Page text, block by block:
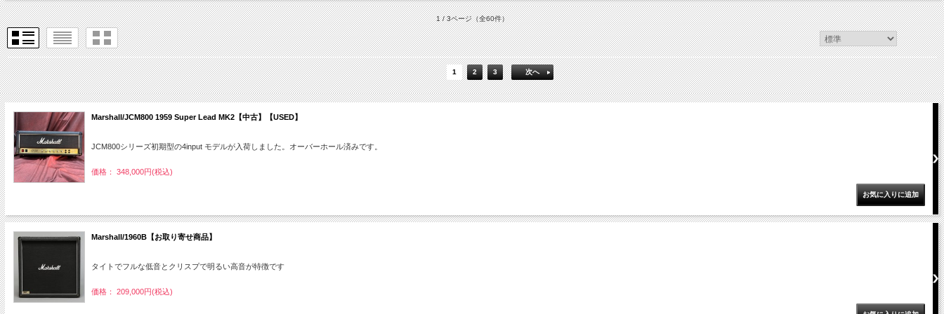
1 / 3ページ（全60件）
1 2 3 次へ
Marshall/JCM800 1959 Super Lead MK2【中古】【USED】
JCM800シリーズ初期型の4input モデルが入荷しました。オーバーホール済みです。
価格： 348,000円(税込)
Marshall/1960B【お取り寄せ商品】
タイトでフルな低音とクリスプで明るい高音が特徴です
価格： 209,000円(税込)